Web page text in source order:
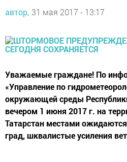
автор, 31 мая 2017 - 13:17
Уважаемые граждане! По
«Управление по
окружающей среды
вечером 1 июня 2017 г. на
Татарстан местами
град, шквалистые усиления